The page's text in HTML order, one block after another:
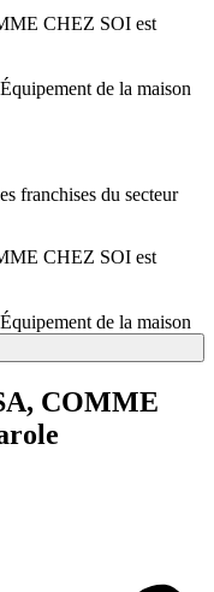
CHEZ SOI est
de la maison
franchises du secteur
CHEZ SOI est
de la maison
COMME